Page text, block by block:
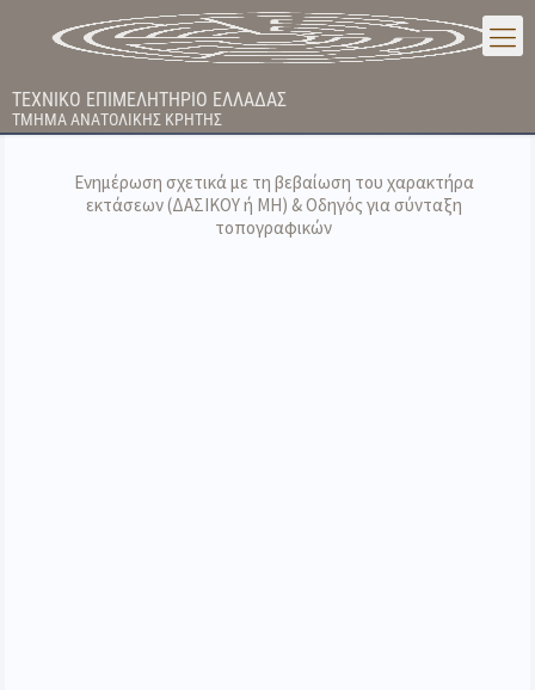
ΤΕΧΝΙΚΟ ΕΠΙΜΕΛΗΤΗΡΙΟ ΕΛΛΑΔΑΣ
ΤΜΗΜΑ ΑΝΑΤΟΛΙΚΗΣ ΚΡΗΤΗΣ
Ενημέρωση σχετικά με τη βεβαίωση του χαρακτήρα
εκτάσεων (ΔΑΣΙΚΟΥ ή ΜΗ) & Οδηγός για σύνταξη
τοπογραφικών